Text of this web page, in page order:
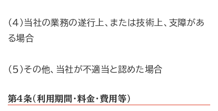
（４）当社の業務の遂行上、または技術上、支障があ
る場合
（５）その他、当社が不適当と認めた場合
第４条（利用期間・料金・費用等）